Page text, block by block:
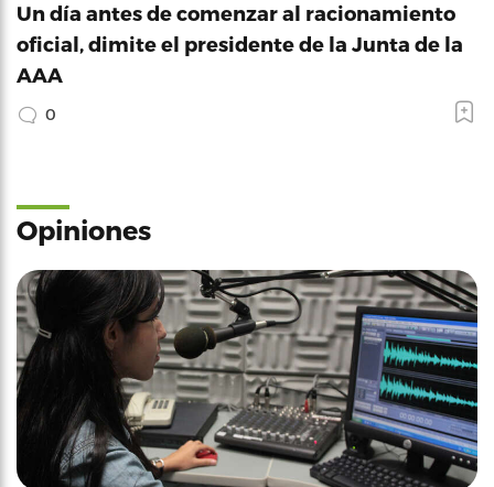
Un día antes de comenzar al racionamiento
oficial, dimite el presidente de la Junta de la
AAA
0
Opiniones